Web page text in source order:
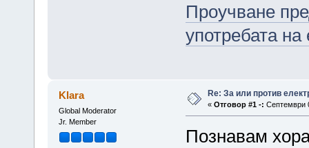
Проучване
употребата на
Klara
Global Moderator
Jr. Member
Re: За или против
« Отговор #1 -: Септември
Познавам